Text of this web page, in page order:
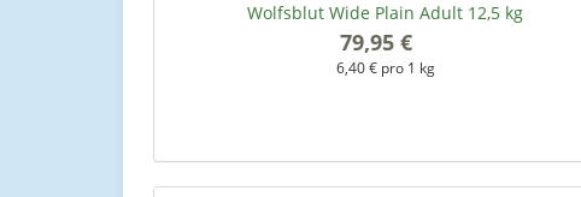
Wolfsblut Wide Plain Adult 12,5 kg
79,95 €
6,40 € pro 1 kg